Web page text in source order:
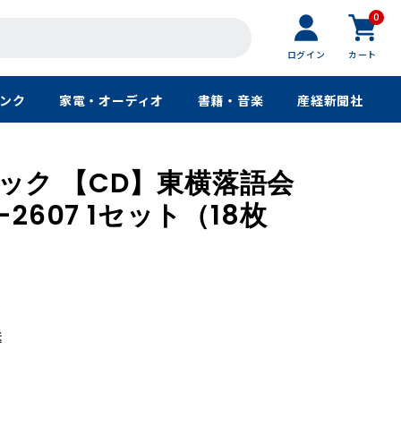
ログイン
0
カート
ク 家電・オーディオ 書籍・音楽 産経新聞社
ク 【CD】東横落語会
1セット（18枚